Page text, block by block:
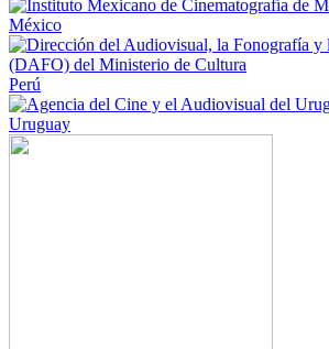
México
Perú
Uruguay